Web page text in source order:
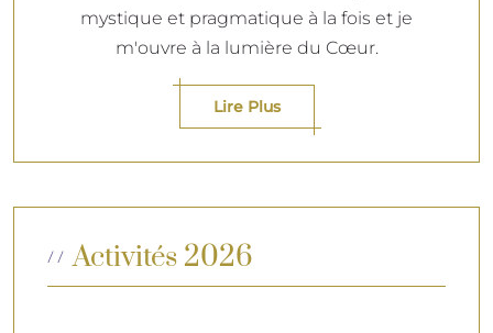
mystique et pragmatique à la fois et je
m'ouvre à la lumière du Cœur.
Lire Plus
Activités 2026